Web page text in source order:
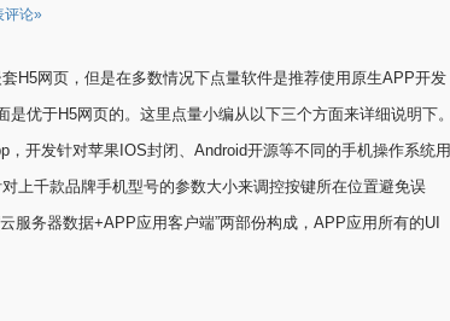
评论»
H5网页，但是在多数情况下点量软件是推荐使用原生APP开发
优于H5网页的。这里点量小编从以下三个方面来详细说明下。
开发针对苹果IOS封闭、Android开源等不同的手机操作系统用
上千款品牌手机型号的参数大小来调控按键所在位置避免误
服务器数据+APP应用客户端”两部份构成，APP应用所有的UI